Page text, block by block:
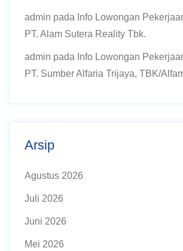
admin pada Info Lowongan
PT. Alam Sutera Reality Tbk.
admin pada Info Lowongan
PT. Sumber Alfaria Trijaya, TBK/
Arsip
Agustus 2026
Juli 2026
Juni 2026
Mei 2026